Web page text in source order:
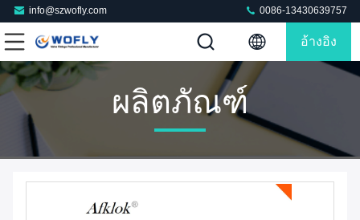
info@szwofly.com 0086-13430639757
อ้างอิง
ผลิตภัณฑ์